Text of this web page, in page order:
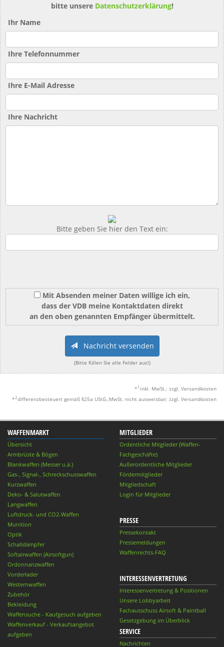
bitte unsere Datenschutzerklärung!
Ihr Name
Ihre Telefonnummer
Ihre E-Mail Adresse
Ihre Nachricht
Bitte geben Sie hier den Text ein:
Mit Absenden meiner Daten willige ich ein,
dass der VDB meine Kontaktdaten direkt
an den oben genannten Empfänger übermittelt.
Nachricht versenden
(Bitte füllen Sie alle Felder aus!)
* 1 inkl. MwSt.; zzgl. Versandkosten
*2differenzbesteuert gemäß §25a UStG.;MwSt. nicht ausweisbar; zzgl. Versandkosten
WAFFENMARKT
Übersicht
Armbrüste & Bögen
Blankwaffen (Messer u.ä.)
Gas-, Signal-, Schreckschusswaffen
Kurzwaffen
Deko- & Salutwaffen
Langwaffen
Luftdruck- und CO2-Waffen
Munition
Optik
Schalldämpfer
Softairwaffen (Airsoftgun)
Ordonnanzwaffen
Vorderlader
Westernwaffen
Zubehör
Bekleidung
Waffensuche - Kaufgesuch aufgeben
Waffenverkauf - Verkaufsangebot
aufgeben
MITGLIEDER
Ordentliche Mitglieder (Waffen-
Fachgeschäfte)
Außerordentliche Mitglieder
Fördermitglieder
Mitgliedschaft
Login für Mitglieder
PRESSE
Pressekontakt
Pressemeldungen
Waffenrechts-FAQ
INTERESSENVERTRETUNG
Interessenvertretung & Positionen
Unsere Lobbyarbeit
Fachausschuss Airsoft & Paintball
Gesetzgebung im Überblick
SERVICE
Nachrichten